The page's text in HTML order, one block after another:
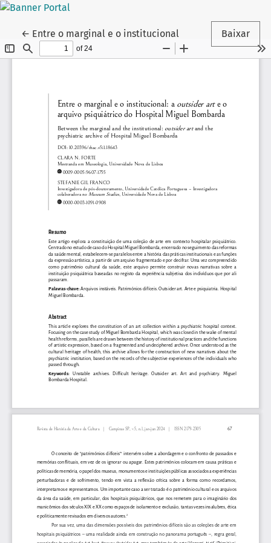
← Voltar aos Detalhes do Artigo
Entre o marginal e o institucional Baixar